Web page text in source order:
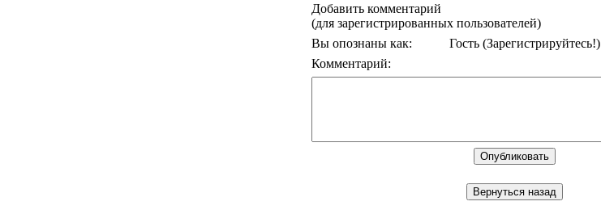
Добавить комментарий
(для зарегистрированных пользователей)
Вы опознаны как:
Гость (Зарегистрируйтесь!)
Комментарий: